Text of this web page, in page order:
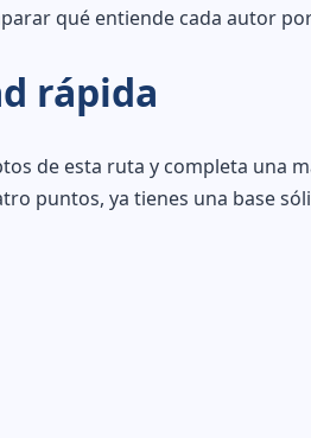
qué entiende cada autor
rápida
de esta ruta y completa una
puntos, ya tienes una base